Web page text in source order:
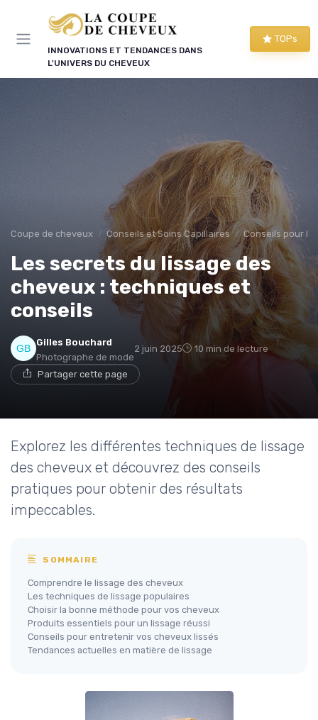
INNOVATIONS ET TENDANCES DANS
L'UNIVERS DU CHEVEUX
TOPs
Coupe de cheveux Conseils et Soins Capillaires Conseils pour le
Les secrets du lissage des
cheveux : techniques et
conseils
Gilles Bouchard
Photographe de mode
2 juin 2025 10 min de lecture
Partager cette page
Explorez les différentes techniques de lissage
des cheveux et découvrez des conseils
pratiques pour obtenir des résultats
impeccables.
SOMMAIRE
Comprendre le lissage des cheveux
Les techniques de lissage populaires
Choisir la bonne méthode pour vos cheveux
Produits essentiels pour un lissage réussi
Conseils pour entretenir vos cheveux lissés
Tendances actuelles en matière de lissage